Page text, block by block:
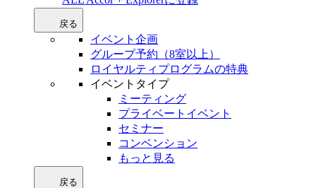
戻る
イベント企画
グループ予約（8室以上）
ロイヤルティプログラムの特典
イベントタイプ
ミーティング
プライベートイベント
セミナー
コンベンション
もっと見る
戻る